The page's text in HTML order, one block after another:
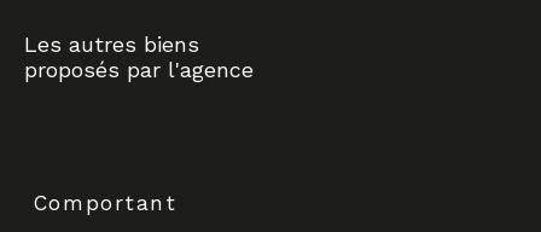
Les autres biens
proposés par l'agence
Comportant